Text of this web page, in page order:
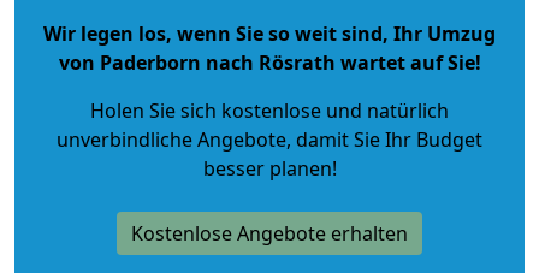
Wir legen los, wenn Sie so weit sind, Ihr Umzug
von Paderborn nach Rösrath wartet auf Sie!
Holen Sie sich kostenlose und natürlich
unverbindliche Angebote, damit Sie Ihr Budget
besser planen!
Kostenlose Angebote erhalten